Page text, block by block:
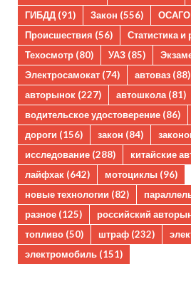
ГИБДД (91) Закон (556) ОСАГО
Происшествия (56) Статистика и
Техосмотр (80) УАЗ (85)
Электросамокат (74) автоваз (88)
авторынок (227) автошкола(81)
водительское удостоверение (86)
дороги (156) закон (84)
исследование (288) китайские
лайфхак (642) мотоциклы (96)
новые технологии (82)
разное (125) российский
топливо (50) штраф (232)
электромобиль (151)